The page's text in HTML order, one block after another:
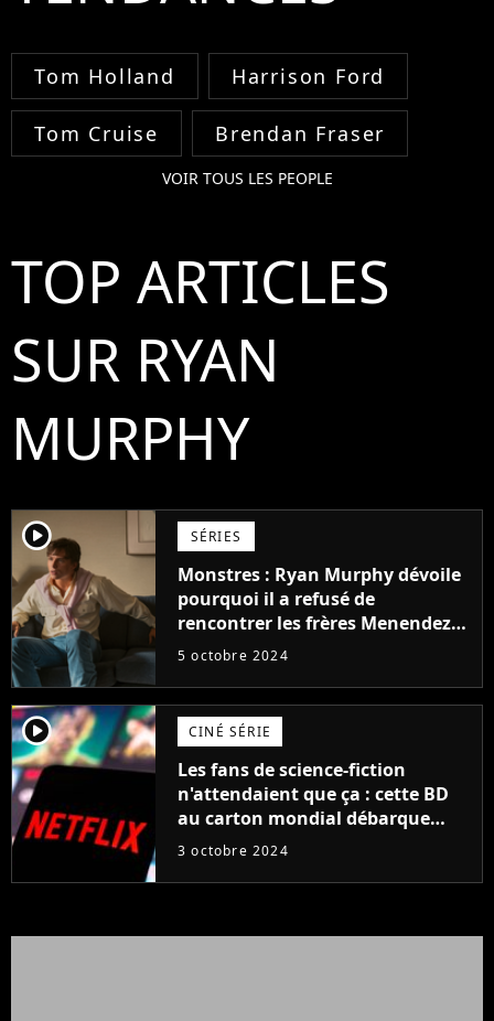
Tom Holland Harrison Ford
Tom Cruise Brendan Fraser
VOIR TOUS LES PEOPLE
TOP ARTICLES
SUR RYAN
MURPHY
player2 SÉRIES
Monstres : Ryan Murphy dévoile
pourquoi il a refusé de
rencontrer les frères Menendez,
"Je n'ai aucune envie de leur
5 octobre 2024
player2 CINÉ SÉRIE
Les fans de science-fiction
n'attendaient que ça : cette BD
au carton mondial débarque
enfin en série, et c'est le
s'en charge
3 octobre 2024